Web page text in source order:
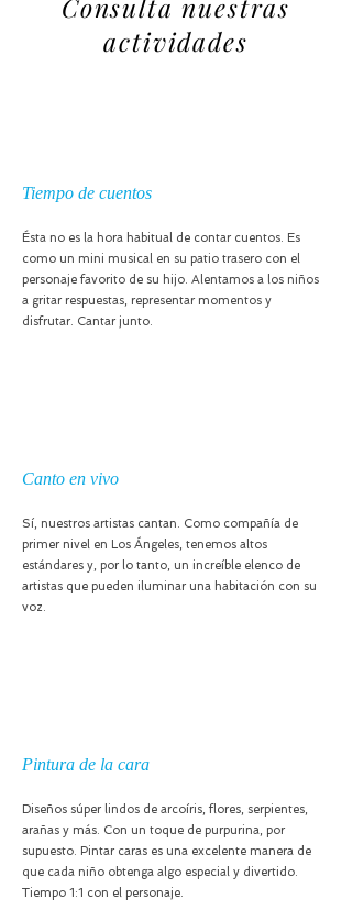
Consulta nuestras
actividades
Tiempo de cuentos
Ésta no es la hora habitual de contar cuentos. Es
como un mini musical en su patio trasero con el
personaje favorito de su hijo. Alentamos a los niños
a gritar respuestas, representar momentos y
disfrutar. Cantar junto.
Canto en vivo
Sí, nuestros artistas cantan. Como compañía de
primer nivel en Los Ángeles, tenemos altos
estándares y, por lo tanto, un increíble elenco de
artistas que pueden iluminar una habitación con su
voz.
Pintura de la cara
Diseños súper lindos de arcoíris, flores, serpientes,
arañas y más. Con un toque de purpurina, por
supuesto. Pintar caras es una excelente manera de
que cada niño obtenga algo especial y divertido.
Tiempo 1:1 con el personaje.